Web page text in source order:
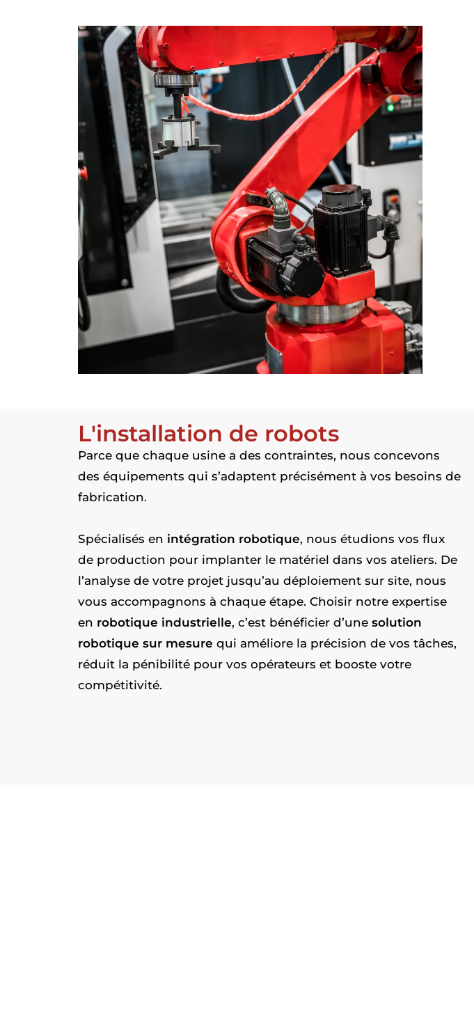
L'installation de robots
Parce que chaque usine a des contraintes, nous concevons
des équipements qui s’adaptent précisément à vos besoins de
fabrication.
Spécialisés en intégration robotique, nous étudions vos flux
de production pour implanter le matériel dans vos ateliers. De
l’analyse de votre projet jusqu’au déploiement sur site, nous
vous accompagnons à chaque étape. Choisir notre expertise
en robotique industrielle, c’est bénéficier d’une solution
robotique sur mesure qui améliore la précision de vos tâches,
réduit la pénibilité pour vos opérateurs et booste votre
compétitivité.